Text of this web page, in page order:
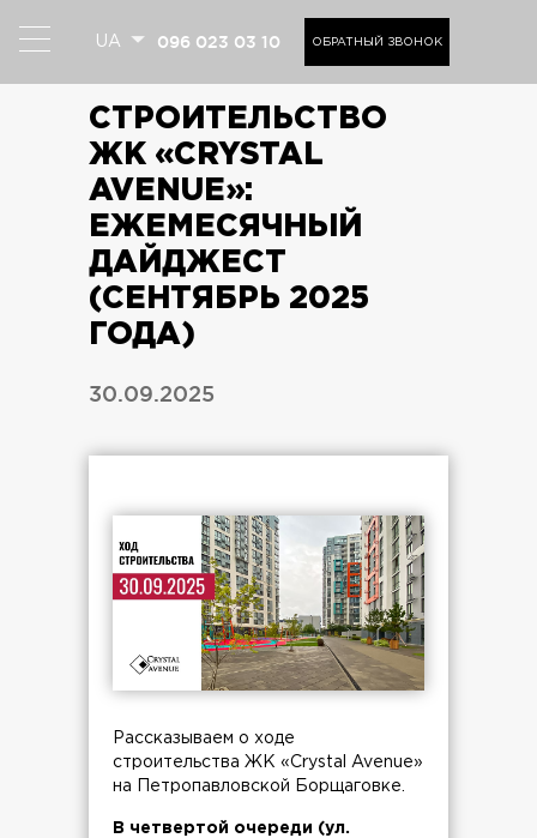
UA 096 023 03 10 ОБРАТНЫЙ ЗВОНОК
СТРОИТЕЛЬСТВО
ЖК «CRYSTAL
AVENUE»:
ЕЖЕМЕСЯЧНЫЙ
ДАЙДЖЕСТ
(СЕНТЯБРЬ 2025
ГОДА)
30.09.2025
Рассказываем о ходе
строительства ЖК «Crystal Avenue»
на Петропавловской Борщаговке.
В четвертой очереди (ул.